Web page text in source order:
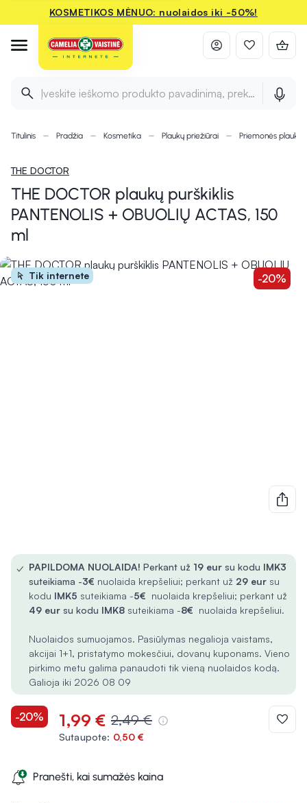
KOSMETIKOS MĖNUO: nuolaidos iki -50%!
Įveskite ieškomo produkto pavadinimą, prekės ženklą ir
Titulinis Pradžia Kosmetika Plaukų priežiūrai Priemonės
THE DOCTOR
THE DOCTOR plaukų purškiklis
PANTENOLIS + OBUOLIŲ ACTAS, 150
ml
Tik internete -20%
✓ PAPILDOMA NUOLAIDA! Perkant už 19 eur su kodu IMK3
suteikiama -3€ nuolaida krepšeliui; perkant už 29 eur su
kodu IMK5 suteikiama -5€ nuolaida krepšeliui; perkant už
49 eur su kodu IMK8 suteikiama -8€ nuolaida krepšeliui.
Nuolaidos sumuojamos. Pasiūlymas negalioja vaistams,
akcijai 1+1, pristatymo mokesčiui, dovanų kuponams. Vieno
pirkimo metu galima panaudoti tik vieną nuolaidos kodą.
Galioja iki 2026 08 09
-20% 1,99 € 2,49 €
Sutaupote: 0,50 €
Pranešti, kai sumažės kaina